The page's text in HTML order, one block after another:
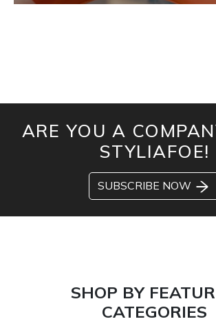
ARE YOU A
STYLIAFOE!
SUBSCRIBE NOW
SHOP BY
CATEGORIES